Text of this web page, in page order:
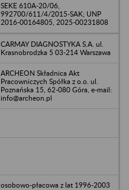
SEKE 610A-20/06,
992700/611/4/2015-SAK; UNP
2016-00164805, 2025-00231808
CARMAY DIAGNOSTYKA S.A. ul.
Krasnobrodzka 5 03-214 Warszawa
ARCHEON Składnica Akt
Pracowniczych Spółka z o.o. ul.
Poznańska 15, 62-080 Góra, e-mail:
info@archeon.pl
osobowo-płacowa z lat 1996-2003